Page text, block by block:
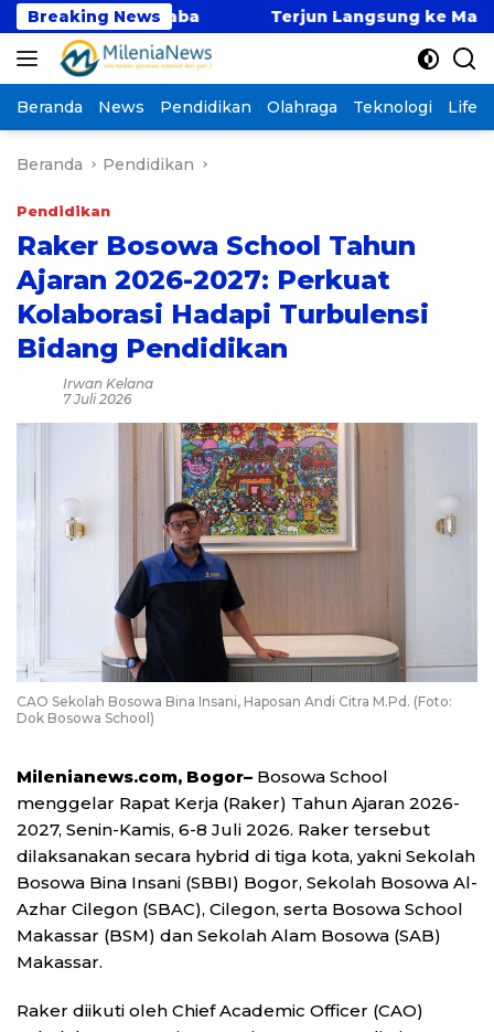
Langsung
ke
konten
Breaking News
Buat Maba Terjun Langsung ke Masyarakat,
Beranda News Pendidikan Olahraga Teknologi
Beranda Pendidikan
Pendidikan
Raker Bosowa School Tahun
Ajaran 2026-2027: Perkuat
Kolaborasi Hadapi Turbulensi
Bidang Pendidikan
Irwan Kelana
7 Juli 2026
CAO Sekolah Bosowa Bina Insani, Haposan Andi Citra M.Pd. (Foto:
Dok Bosowa School)
Milenianews.com, Bogor– Bosowa School
menggelar Rapat Kerja (Raker) Tahun Ajaran 2026-
2027, Senin-Kamis, 6-8 Juli 2026. Raker tersebut
dilaksanakan secara hybrid di tiga kota, yakni Sekolah
Bosowa Bina Insani (SBBI) Bogor, Sekolah Bosowa Al-
Azhar Cilegon (SBAC), Cilegon, serta Bosowa School
Makassar (BSM) dan Sekolah Alam Bosowa (SAB)
Makassar.
Raker diikuti oleh Chief Academic Officer (CAO)